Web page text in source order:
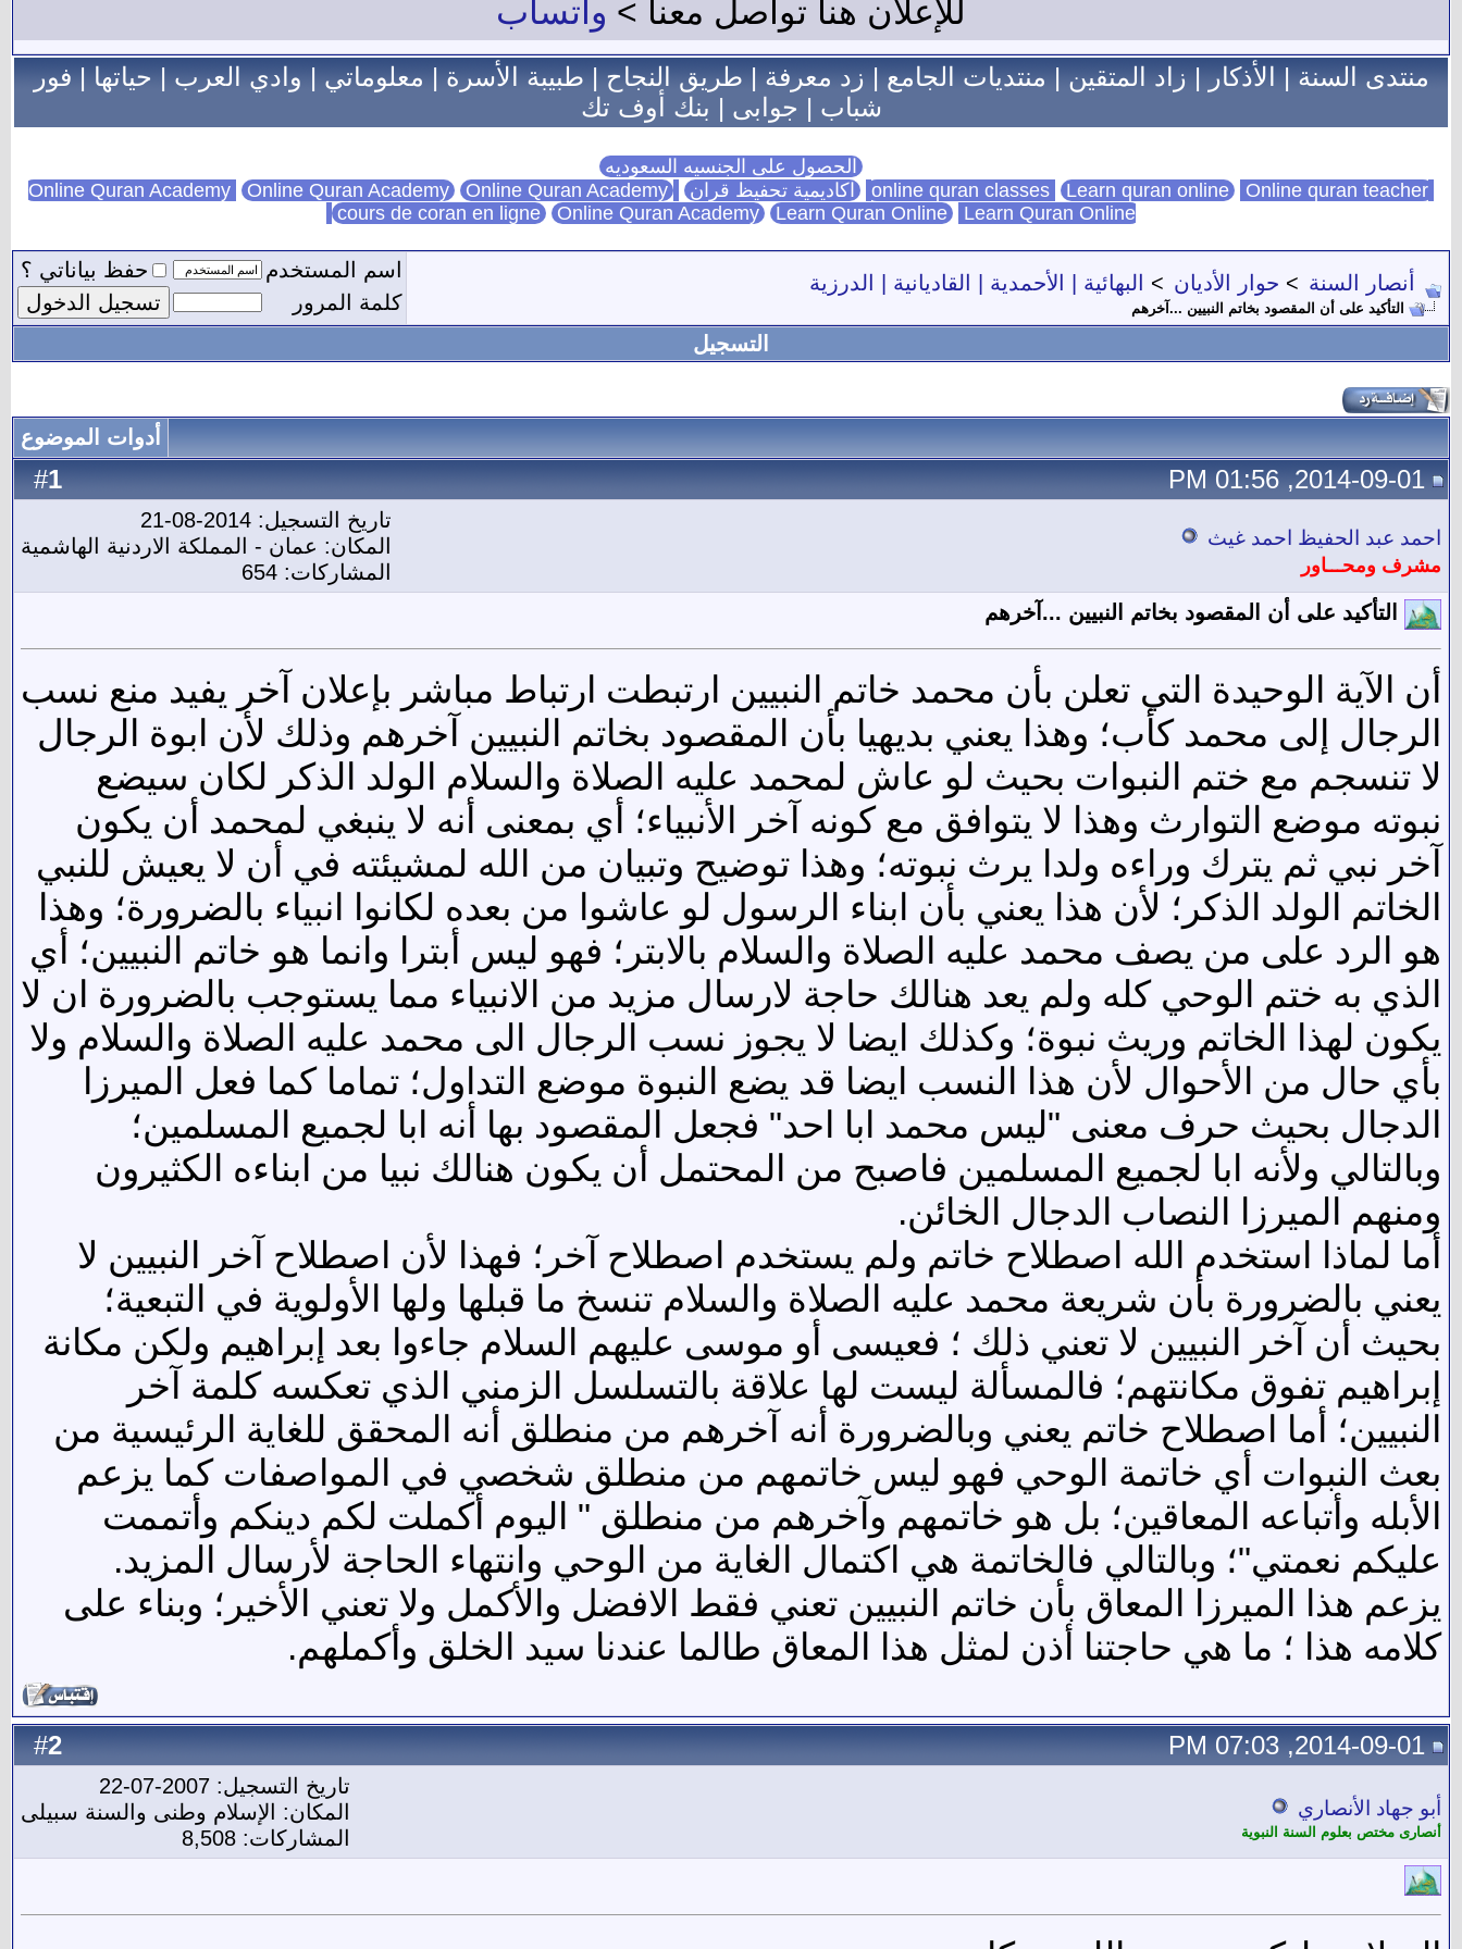
للإعلان هنا تواصل معنا > واتساب
منتدى السنة|الأذكار|زاد المتقين|منتديات الجامع|زد معرفة|طريق النجاح|طبيبة الأسرة|معلوماتي|وادي العرب|حياتها|فور
شباب | جوابى | بنك أوف تك
الحصول على الجنسيه السعوديه
Learn quran online Online quran teacher اكاديمية تحفيظ قران Online Quran Academy Online Quran Academy
cours de coran en ligne Online Quran Academy Learn Quran Online Learn Quran Online
أنصار السنة > حوار الأديان > البهائية | الأحمدية | القاديانية | الدرزية
التأكيد على أن المقصود بخاتم النبيين ...آخرهم
اسم المستخدم
حفظ بياناتي ؟
كلمة المرور
التسجيل
أدوات الموضوع
#
1 2014-09-01, 01:56 PM
احمد عبد الحفيظ احمد غيث
مشرف ومحـــاور
تاريخ التسجيل: 2014-08-21
المكان: عمان - المملكة الاردنية الهاشمية
المشاركات: 654
التأكيد على أن المقصود بخاتم النبيين ...آخرهم
أن الآية الوحيدة التي تعلن بأن محمد خاتم النبيين ارتبطت ارتباط مباشر بإعلان آخر يفيد منع نسب
الرجال إلى محمد كأب؛ وهذا يعني بديهيا بأن المقصود بخاتم النبيين آخرهم وذلك لأن ابوة الرجال
لا تنسجم مع ختم النبوات بحيث لو عاش لمحمد عليه الصلاة والسلام الولد الذكر لكان سيضع
نبوته موضع التوارث وهذا لا يتوافق مع كونه آخر الأنبياء؛ أي بمعنى أنه لا ينبغي لمحمد أن يكون
آخر نبي ثم يترك وراءه ولدا يرث نبوته؛ وهذا توضيح وتبيان من الله لمشيئته في أن لا يعيش للنبي
الخاتم الولد الذكر؛ لأن هذا يعني بأن ابناء الرسول لو عاشوا من بعده لكانوا انبياء بالضرورة؛ وهذا
هو الرد على من يصف محمد عليه الصلاة والسلام بالابتر؛ فهو ليس أبترا وانما هو خاتم النبيين؛ أي
الذي به ختم الوحي كله ولم يعد هنالك حاجة لارسال مزيد من الانبياء مما يستوجب بالضرورة ان لا
يكون لهذا الخاتم وريث نبوة؛ وكذلك ايضا لا يجوز نسب الرجال الى محمد عليه الصلاة والسلام ولا
بأي حال من الأحوال لأن هذا النسب ايضا قد يضع النبوة موضع التداول؛ تماما كما فعل الميرزا
الدجال بحيث حرف معنى "ليس محمد ابا احد" فجعل المقصود بها أنه ابا لجميع المسلمين؛
وبالتالي ولأنه ابا لجميع المسلمين فاصبح من المحتمل أن يكون هنالك نبيا من ابناءه الكثيرون
ومنهم الميرزا النصاب الدجال الخائن.
أما لماذا استخدم الله اصطلاح خاتم ولم يستخدم اصطلاح آخر؛ فهذا لأن اصطلاح آخر النبيين لا
يعني بالضرورة بأن شريعة محمد عليه الصلاة والسلام تنسخ ما قبلها ولها الأولوية في التبعية؛
بحيث أن آخر النبيين لا تعني ذلك ؛ فعيسى أو موسى عليهم السلام جاءوا بعد إبراهيم ولكن مكانة
إبراهيم تفوق مكانتهم؛ فالمسألة ليست لها علاقة بالتسلسل الزمني الذي تعكسه كلمة آخر
النبيين؛ أما اصطلاح خاتم يعني وبالضرورة أنه آخرهم من منطلق أنه المحقق للغاية الرئيسية من
بعث النبوات أي خاتمة الوحي فهو ليس خاتمهم من منطلق شخصي في المواصفات كما يزعم
الأبله وأتباعه المعاقين؛ بل هو خاتمهم وآخرهم من منطلق " اليوم أكملت لكم دينكم وأتممت
عليكم نعمتي"؛ وبالتالي فالخاتمة هي اكتمال الغاية من الوحي وانتهاء الحاجة لأرسال المزيد.
يزعم هذا الميرزا المعاق بأن خاتم النبيين تعني فقط الافضل والأكمل ولا تعني الأخير؛ وبناء على
كلامه هذا ؛ ما هي حاجتنا أذن لمثل هذا المعاق طالما عندنا سيد الخلق وأكملهم.
#
2 2014-09-01, 07:03 PM
أبو جهاد الأنصاري
أنصارى مختص بعلوم السنة النبوية
تاريخ التسجيل: 2007-07-22
المكان: الإسلام وطنى والسنة سبيلى
المشاركات: 8,508